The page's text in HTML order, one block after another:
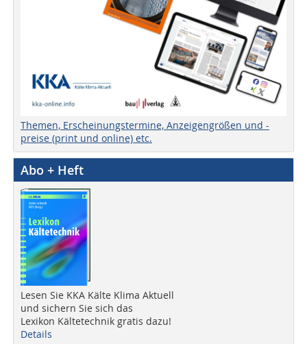
Themen, Erscheinungstermine, Anzeigengrößen und -
preise (print und online) etc.
Abo + Heft
Lesen Sie KKA Kälte Klima Aktuell
und sichern Sie sich das
Lexikon Kältetechnik gratis dazu!
Details